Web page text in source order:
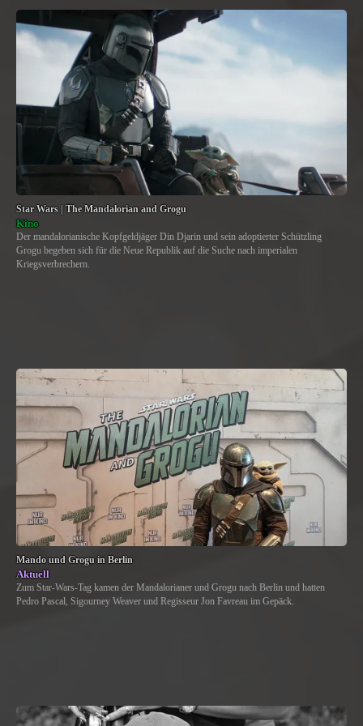
Star Wars | The Mandalorian and Grogu
Kino
Der mandalorianische Kopfgeldjäger Din Djarin und sein adoptierter Schützling
Grogu begeben sich für die Neue Republik auf die Suche nach imperialen
Kriegsverbrechern.
Mando und Grogu in Berlin
Aktuell
Zum Star-Wars-Tag kamen der Mandalorianer und Grogu nach Berlin und hatten
Pedro Pascal, Sigourney Weaver und Regisseur Jon Favreau im Gepäck.